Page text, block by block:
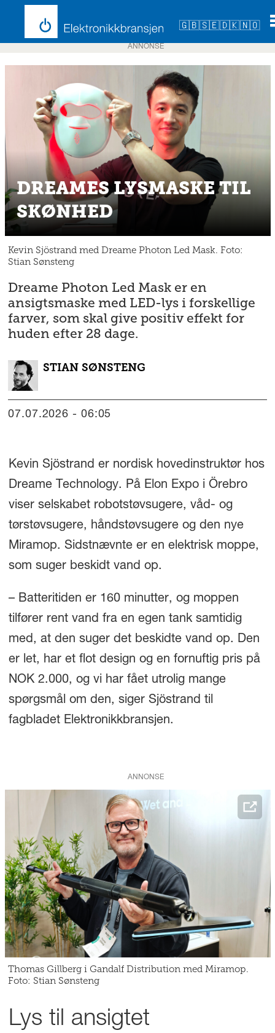
🇬🇧🇸🇪🇩🇰🇳🇴
ANNONSE
DREAMES LYSMASKE TIL
SKØNHED
Kevin Sjöstrand med Dreame Photon Led Mask. Foto:
Stian Sønsteng
Dreame Photon Led Mask er en
ansigtsmaske med LED-lys i forskellige
farver, som skal give positiv effekt for
huden efter 28 dage.
STIAN SØNSTENG
07.07.2026 - 06:05
Kevin Sjöstrand er nordisk hovedinstruktør hos
Dreame Technology. På Elon Expo i Örebro
viser selskabet robotstøvsugere, våd- og
tørstøvsugere, håndstøvsugere og den nye
Miramop. Sidstnævnte er en elektrisk moppe,
som suger beskidt vand op.
– Batteritiden er 160 minutter, og moppen
tilfører rent vand fra en egen tank samtidig
med, at den suger det beskidte vand op. Den
er let, har et flot design og en fornuftig pris på
NOK 2.000, og vi har fået utrolig mange
spørgsmål om den, siger Sjöstrand til
fagbladet Elektronikkbransjen.
ANNONSE
Thomas Gillberg i Gandalf Distribution med Miramop.
Foto: Stian Sønsteng
Lys til ansigtet